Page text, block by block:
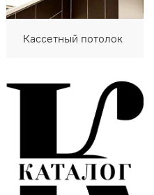
Кассетный потолок